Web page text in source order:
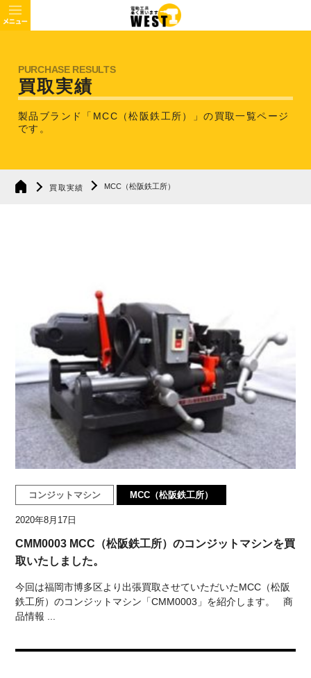
買取実績
製品ブランド「MCC（松阪鉄工所）」の買取一覧ページ
です。
買取実績 MCC（松阪鉄工所）
コンジットマシン MCC（松阪鉄工所）
2020年8月17日
CMM0003 MCC（松阪鉄工所）のコンジットマシンを買
取いたしました。
今回は福岡市博多区より出張買取させていただいたMCC（松阪
鉄工所）のコンジットマシン「CMM0003」を紹介します。 商
品情報 ...